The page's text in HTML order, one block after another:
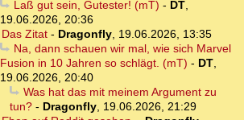
Laß gut sein, Gutester! (mT) - DT,
19.06.2026, 20:36
Das Zitat- Dragonfly, 19.06.2026, 13:35
Na, dann schauen wir mal, wie sich Marvel
Fusion in 10 Jahren so schlägt. (mT) - DT,
19.06.2026, 20:40
Was hat das mit meinem Argument zu
tun? - Dragonfly, 19.06.2026, 21:29